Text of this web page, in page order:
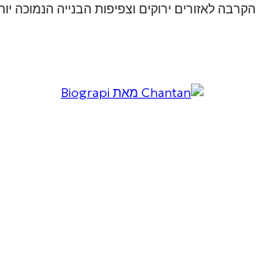
הקרבה לאזורים ירוקים וצפיפות הבנייה הנמוכה